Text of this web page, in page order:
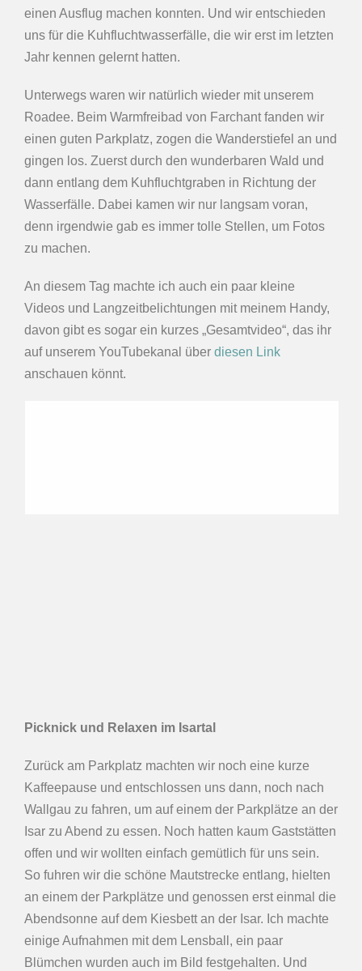
einen Ausflug machen konnten. Und wir entschieden
uns für die Kuhfluchtwasserfälle, die wir erst im letzten
Jahr kennen gelernt hatten.
Unterwegs waren wir natürlich wieder mit unserem
Roadee. Beim Warmfreibad von Farchant fanden wir
einen guten Parkplatz, zogen die Wanderstiefel an und
gingen los. Zuerst durch den wunderbaren Wald und
dann entlang dem Kuhfluchtgraben in Richtung der
Wasserfälle. Dabei kamen wir nur langsam voran,
denn irgendwie gab es immer tolle Stellen, um Fotos
zu machen.
An diesem Tag machte ich auch ein paar kleine
Videos und Langzeitbelichtungen mit meinem Handy,
davon gibt es sogar ein kurzes „Gesamtvideo“, das ihr
auf unserem YouTubekanal über diesen Link
anschauen könnt.
Picknick und Relaxen im Isartal
Zurück am Parkplatz machten wir noch eine kurze
Kaffeepause und entschlossen uns dann, noch nach
Wallgau zu fahren, um auf einem der Parkplätze an der
Isar zu Abend zu essen. Noch hatten kaum Gaststätten
offen und wir wollten einfach gemütlich für uns sein.
So fuhren wir die schöne Mautstrecke entlang, hielten
an einem der Parkplätze und genossen erst einmal die
Abendsonne auf dem Kiesbett an der Isar. Ich machte
einige Aufnahmen mit dem Lensball, ein paar
Blümchen wurden auch im Bild festgehalten. Und